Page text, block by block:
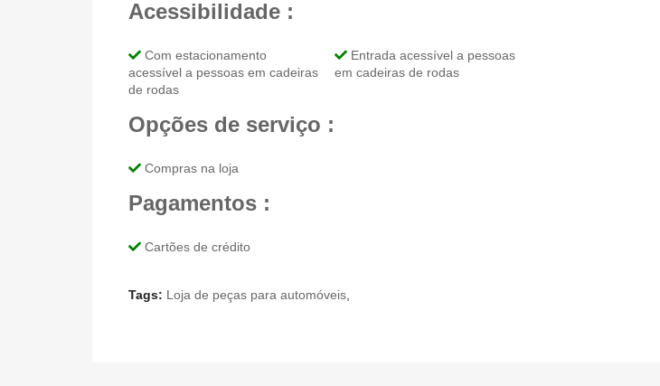
Acessibilidade :
Com estacionamento
acessível a pessoas em cadeiras
de rodas
Entrada acessível a pessoas
em cadeiras de rodas
Opções de serviço :
Compras na loja
Pagamentos :
Cartões de crédito
Tags: Loja de peças para automóveis